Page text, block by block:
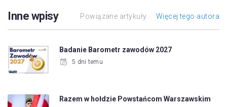
Inne wpisy Powiązane artykuły Więcej tego autora
Badanie Barometr zawodów 2027
5 dni temu
Razem w hołdzie Powstańcom Warszawskim